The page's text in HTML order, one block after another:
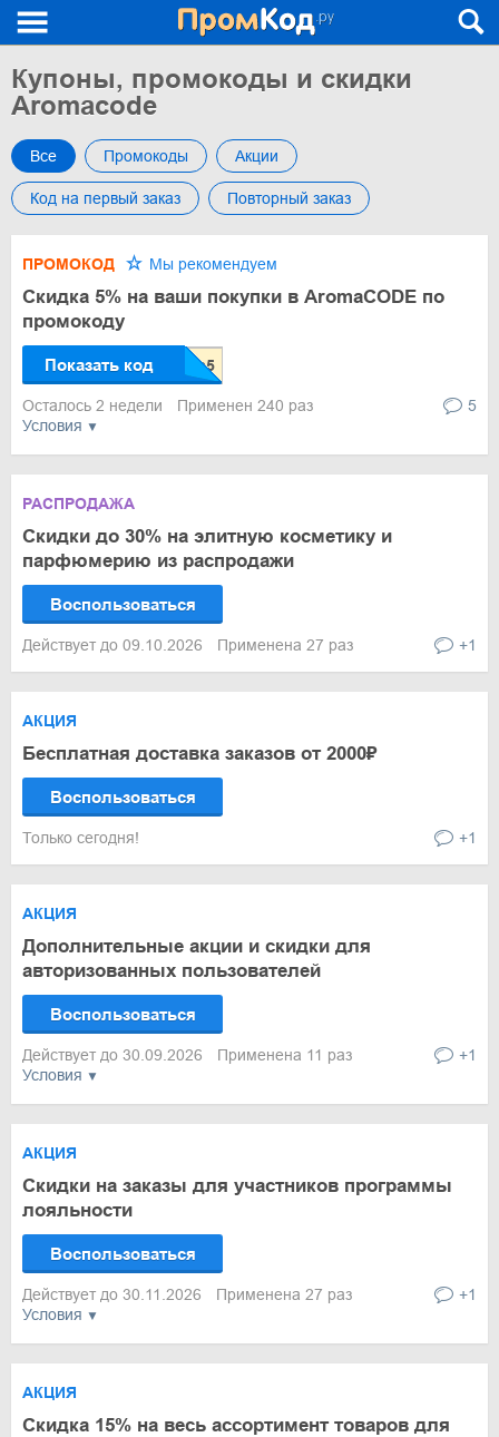
Купоны, промокоды и скидки
Aromacode
Все Промокоды Акции
Код на первый заказ Повторный заказ
Условия
ПРОМОКОД Мы рекомендуем
Скидка 5% на ваши покупки в AromaCODE по
промокоду
Показать код
Осталось 2 недели Применен 240 раз 5
РАСПРОДАЖА
Скидки до 30% на элитную косметику и
парфюмерию из распродажи
Воспользоваться
Действует до 09.10.2026 Применена 27 раз +1
АКЦИЯ
Бесплатная доставка заказов от 2000₽
Воспользоваться
Только сегодня! +1
Условия
АКЦИЯ
Дополнительные акции и скидки для
авторизованных пользователей
Воспользоваться
Действует до 30.09.2026 Применена 11 раз +1
Условия
АКЦИЯ
Скидки на заказы для участников программы
лояльности
Воспользоваться
Действует до 30.11.2026 Применена 27 раз +1
АКЦИЯ
Скидка 15% на весь ассортимент товаров для